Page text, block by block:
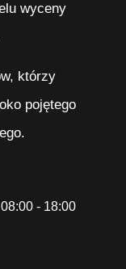
wyceny
którzy
pojętego
08:00 - 18:00